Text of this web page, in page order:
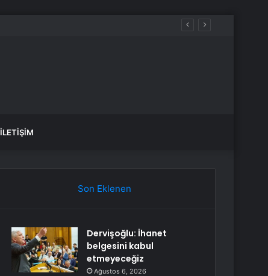
İLETIŞIM
Son Eklenen
Dervişoğlu: İhanet
belgesini kabul
etmeyeceğiz
Ağustos 6, 2026